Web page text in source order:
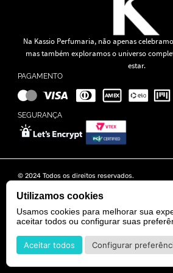
Na Kassio Perfumaria, não apenas
mas também exploramos o universo
estar.
PAGAMENTO
SEGURANÇA
© 2024 Todos os direitos reservados.
Rua Tapajós n° 481- Edifício B&B Business - 7°
POWERED BY DEVELOPED BY
Utilizamos cookies
Usamos cookies para melhorar sua
aceitar todos ou configurar suas
Aceitar todos Configurar